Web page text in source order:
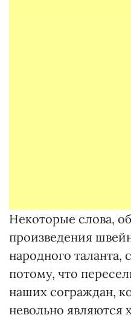
Некоторые слова,
произведения
народного
потому, что
наших сограждан,
невольно являются